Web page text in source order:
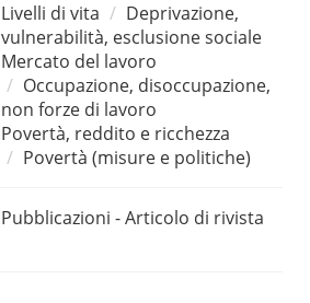
Livelli di vita
Deprivazione,
vulnerabilità, esclusione sociale
Mercato del lavoro
Occupazione, disoccupazione,
non forze di lavoro
Povertà, reddito e ricchezza
Povertà (misure e politiche)
Pubblicazioni - Articolo di rivista